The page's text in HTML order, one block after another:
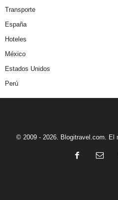
Transporte
España
Hoteles
México
Estados Unidos
Perú
© 2009 - 2026. Blogitravel.com. El